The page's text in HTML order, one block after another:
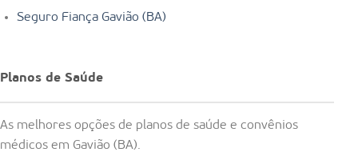
Seguro Fiança Gavião (BA)
Planos de Saúde
As melhores opções de planos de saúde e convênios
médicos em Gavião (BA).